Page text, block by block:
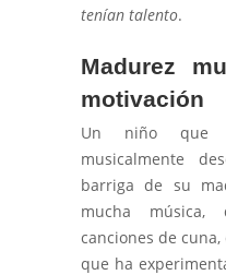
tenían talento.
Madurez
motivación
Un niño que
musicalmente
barriga de su
mucha
canciones de
que ha